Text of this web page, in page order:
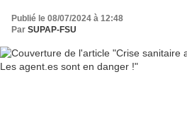
Publié le 08/07/2024 à 12:48
Par SUPAP-FSU